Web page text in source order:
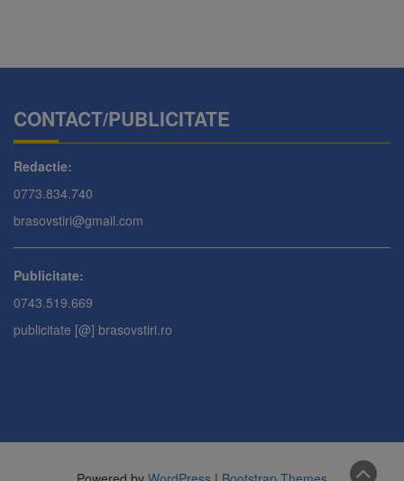
CONTACT/PUBLICITATE
Redactie:
0773.834.740
brasovstiri@gmail.com
Publicitate:
0743.519.669
publicitate [@] brasovstiri.ro